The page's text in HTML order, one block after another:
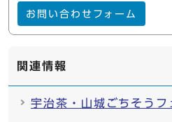
お問い合わせフォーム
関連情報
宇治茶・山城ごちそうフ